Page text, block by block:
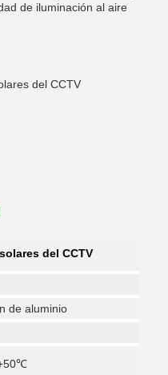
de iluminación al aire
del CCTV
del CCTV
de aluminio